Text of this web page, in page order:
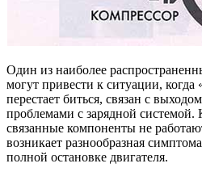
Один из наиболее
могут привести к ситуации, когда
перестает биться, связан с
проблемами с зарядной системой.
связанные компоненты не
возникает разнообразная
полной остановке двигателя.